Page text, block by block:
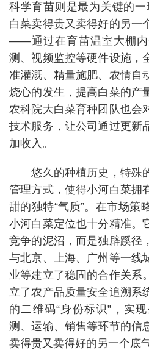
科学育苗则是最为关键的
白菜卖得贵又卖得好的另一
——通过在育苗温室大棚内
测、视频监控等硬件设施，
准灌溉、精量施肥、农情自
烧心的发生，提高白菜的产
农科院大白菜育种团队也会
技术服务，让公司通过更新
加收入。
悠久的种植历史，特殊
管理方式，使得小河白菜拥
甜的独特“气质”。在市场策
小河白菜定位也十分精准。
竞争的泥沼，而是独辟蹊径
与北京、上海、广州等一线
业等建立了稳固的合作关系
立了农产品质量安全追溯系
的二维码“身份标识”，实
测、运输、销售等环节的信
卖得贵又卖得好的另一个底